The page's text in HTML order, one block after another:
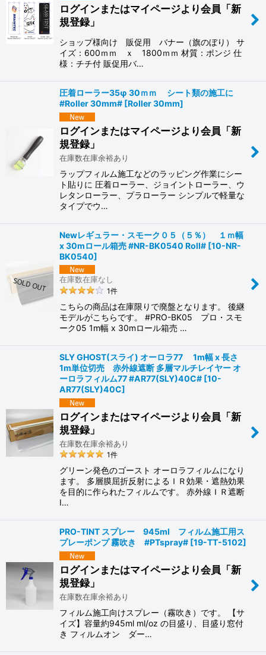
ログインまたはマイページより会員「新
規登録」
ショップ様向け 販促用 バナー（旗のぼり） サ
イズ：600ｍｍ ｘ 1800ｍｍ 材質：ポンジ 仕
様：チチ付 販促用バ…
圧着ローラー35φ 30ｍｍ シート類の施工に
#Roller 30mm# [Roller 30mm]
ログインまたはマイページより会員「新
規登録」
在庫数在庫余裕あり
ラップフィルム施工などのラッピング作業にシー
ト貼りに 圧着ローラー、ジョイントローラー、ウ
レタンローラー、プラローラー シンプルで軽量な
タイプでウ…
Newレギュラー・スモーク０５（５％） １ｍ幅
x 30mロール箱売 #NR-BK0540 Roll# [10-NR-
BK0540]
在庫数在庫なし
1件
こちらの商品は在庫限りで廃盤となります。 後継
モデルがこちらです。 #PRO-BK05 プロ・スモ
ーク05 1m幅 x 30mロール箱売 …
SLY GHOST(スライ) オーロラ77 1m幅 x 長さ
1m単位切売 赤外線遮断 多層マルチレイヤー オ
ーロラフィルム77 #AR77(SLY)40C# [10-
AR77(SLY)40C]
ログインまたはマイページより会員「新
規登録」
在庫数在庫余裕あり
1件
グリーン発色のゴースト オーロラフィルムになり
ます。 多層膜屈折反射によるＩＲ効果・遮熱効果
を目的に作られたフィルムです。 赤外線ＩＲ遮断
I…
PRO-TINT スプレー 945ml フィルム施工用ス
プレーポンプ 霧吹き #PTspray# [19-TT-5102]
ログインまたはマイページより会員「新
規登録」
在庫数在庫余裕あり
フィルム施工向けスプレー（霧吹き）です。 【サ
イズ】容量約945ml ml/oz の目盛り、目盛り窓付
き フィルムオン ダー…